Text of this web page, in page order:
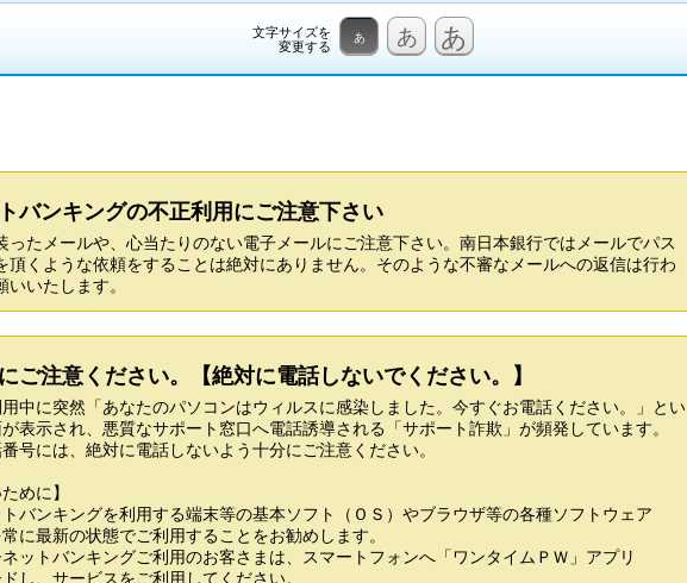
文字サイズを
変更する
あ あ あ
バンキングの不正利用にご注意下さい
ったメールや、心当たりのない電子メールにご注意下さい。南日本銀行ではメールでパス
頂くような依頼をすることは絶対にありません。そのような不審なメールへの返信は行わ
いたします。
ご注意ください。【絶対に電話しないでください。】
中に突然「あなたのパソコンはウィルスに感染しました。今すぐお電話ください。」とい
表示され、悪質なサポート窓口へ電話誘導される「サポート詐欺」が頻発しています。
号には、絶対に電話しないよう十分にご注意ください。
めに】
バンキングを利用する端末等の基本ソフト（ＯＳ）やブラウザ等の各種ソフトウェア
最新の状態でご利用することをお勧めします。
ットバンキングご利用のお客さまは、スマートフォンへ「ワンタイムＰＷ」アプリ
、サービスをご利用してください。